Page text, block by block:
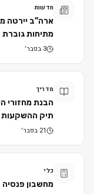
חדשות
ארה"ב יירטה
מתיחות
3 בפבר׳
מדריך
הבנת מחזורי
תיק ההשקעות
21 בפבר׳
כלי
מחשבון פנסיה